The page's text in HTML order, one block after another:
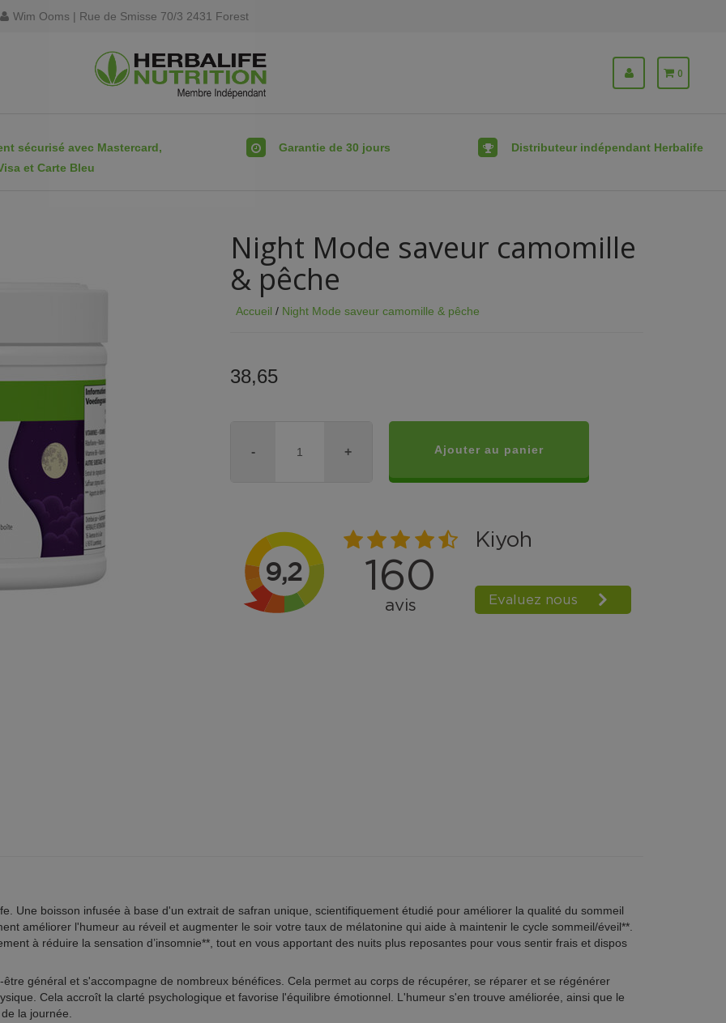
Wim Ooms | Rue de Smisse 70/3 2431 Forest
0
sécurisé avec Mastercard,
et Carte Bleu
Garantie de 30 jours Distributeur indépendant Herbalife
Night Mode saveur camomille
& pêche
Accueil / Night Mode saveur camomille & pêche
38,65
- + Ajouter au panier
Une boisson infusée à base d'un extrait de safran unique, scientifiquement étudié pour améliorer la qualité du sommeil
améliorer l'humeur au réveil et augmenter le soir votre taux de mélatonine qui aide à maintenir le cycle sommeil/éveil**.
à réduire la sensation d’insomnie**, tout en vous apportant des nuits plus reposantes pour vous sentir frais et dispos
général et s'accompagne de nombreux bénéfices. Cela permet au corps de récupérer, se réparer et se régénérer
Cela accroît la clarté psychologique et favorise l'équilibre émotionnel. L'humeur s'en trouve améliorée, ainsi que le
la journée.